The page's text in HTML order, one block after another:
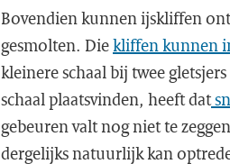
Bovendien kunnen ijskliffen
gesmolten. Diekliffen kunnen
kleinere schaal bij twee
schaal plaatsvinden, heeft dat
gebeuren valt nog niet te
dergelijks natuurlijk kan